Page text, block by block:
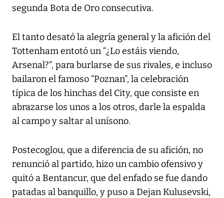
segunda Bota de Oro consecutiva.
El tanto desató la alegría general y la afición del
Tottenham entotó un “¿Lo estáis viendo,
Arsenal?”, para burlarse de sus rivales, e incluso
bailaron el famoso “Poznan”, la celebración
típica de los hinchas del City, que consiste en
abrazarse los unos a los otros, darle la espalda
al campo y saltar al unísono.
Postecoglou, que a diferencia de su afición, no
renunció al partido, hizo un cambio ofensivo y
quitó a Bentancur, que del enfado se fue dando
patadas al banquillo, y puso a Dejan Kulusevski,